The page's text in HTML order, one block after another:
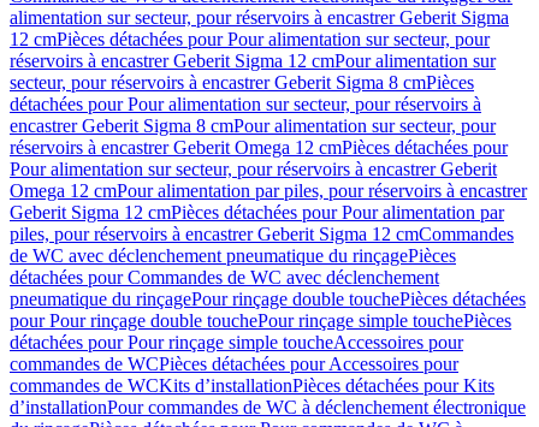
alimentation sur secteur, pour réservoirs à encastrer Geberit Sigma
12 cmPièces détachées pour Pour alimentation sur secteur, pour
réservoirs à encastrer Geberit Sigma 12 cmPour alimentation sur
secteur, pour réservoirs à encastrer Geberit Sigma 8 cmPièces
détachées pour Pour alimentation sur secteur, pour réservoirs à
encastrer Geberit Sigma 8 cmPour alimentation sur secteur, pour
réservoirs à encastrer Geberit Omega 12 cmPièces détachées pour
Pour alimentation sur secteur, pour réservoirs à encastrer Geberit
Omega 12 cmPour alimentation par piles, pour réservoirs à encastrer
Geberit Sigma 12 cmPièces détachées pour Pour alimentation par
piles, pour réservoirs à encastrer Geberit Sigma 12 cmCommandes
de WC avec déclenchement pneumatique du rinçagePièces
détachées pour Commandes de WC avec déclenchement
pneumatique du rinçagePour rinçage double touchePièces détachées
pour Pour rinçage double touchePour rinçage simple touchePièces
détachées pour Pour rinçage simple toucheAccessoires pour
commandes de WCPièces détachées pour Accessoires pour
commandes de WCKits d’installationPièces détachées pour Kits
d’installationPour commandes de WC à déclenchement électronique